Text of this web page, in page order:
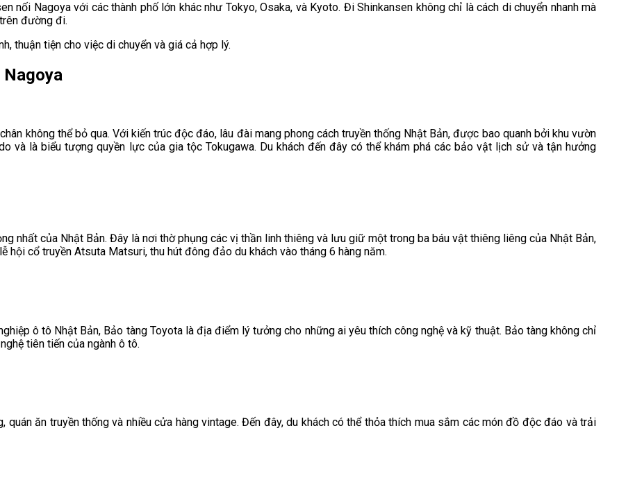
nối Nagoya với các thành phố lớn khác như Tokyo, Osaka, và Kyoto. Đi Shinkansen không chỉ là cách di chuyển nhanh mà
đường đi.
thuận tiện cho việc di chuyển và giá cả hợp lý.
không thể bỏ qua. Với kiến trúc độc đáo, lâu đài mang phong cách truyền thống Nhật Bản, được bao quanh bởi khu vườn
và là biểu tượng quyền lực của gia tộc Tokugawa. Du khách đến đây có thể khám phá các bảo vật lịch sử và tận hưởng
nhất của Nhật Bản. Đây là nơi thờ phụng các vị thần linh thiêng và lưu giữ một trong ba báu vật thiêng liêng của Nhật Bản,
cổ truyền Atsuta Matsuri, thu hút đông đảo du khách vào tháng 6 hàng năm.
ô tô Nhật Bản, Bảo tàng Toyota là địa điểm lý tưởng cho những ai yêu thích công nghệ và kỹ thuật. Bảo tàng không chỉ
tiên tiến của ngành ô tô.
ăn truyền thống và nhiều cửa hàng vintage. Đến đây, du khách có thể thỏa thích mua sắm các món đồ độc đáo và trải